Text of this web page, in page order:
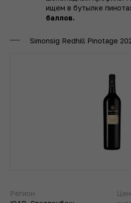
ищем в бутылке
баллов.
Simonsig Redhill Pinotage
Регион